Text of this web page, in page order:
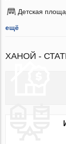
Детская
ещё
ХАНОЙ -